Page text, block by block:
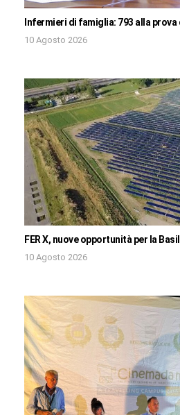
Infermieri di famiglia: 793 alla
10 Agosto 2026
FER X, nuove opportunità per la
10 Agosto 2026